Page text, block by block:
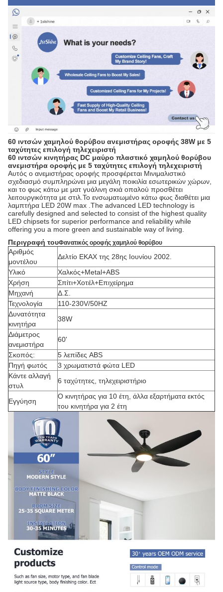
60 ιντσών χαμηλού θορύβου ανεμιστήρας οροφής 38W με 5
ταχύτητες επιλογή τηλεχειριστή
60 ιντσών κινητήρας DC μαύρο πλαστικό χαμηλού θορύβου
ανεμιστήρα οροφής με 5 ταχύτητες επιλογή τηλεχειριστή
Αυτός ο ανεμιστήρας οροφής προσφέρεται Μινιμαλιστικό
σχεδιασμό συμπληρώνει μια μεγάλη ποικιλία εσωτερικών χώρων,
και το φως κάτω με ματ γυάλινη σκιά οπαλού προσθέτει
λειτουργικότητα με στιλ.Το ενσωματωμένο κάτω φως διαθέτει μια
λαμπτήρα LED 20W max .The advanced LED technology is
carefully designed and selected to consist of the highest quality
LED chipsets for superior performance and reliability while
offering you a more green and sustainable way of living.
Περιγραφή τουΦανατικός οροφής χαμηλού θορύβου
Αριθμός
μοντέλου
Δελτίο ΕΚΑΧ της 28ης Ιουνίου 2002.
Υλικό
Χαλκός+Metal+ABS
Χρήση
Σπίτι+Χοτέλ+Επιχείρημα
Μηχανή
Δ.Σ.
Τεχνολογία
110-230V/50HZ
Δυνατότητα
κινητήρα
38W
Διάμετρος
ανεμιστήρα
60'
Σκοπός:
5 λεπίδες ABS
Πηγή φωτός
3 χρωματιστά φώτα LED
Κάντε αλλαγή
στυλ
6 ταχύτητες, τηλεχειριστήριο
Εγγύηση
Ο κινητήρας για 10 έτη, άλλα εξαρτήματα εκτός
του κινητήρα για 2 έτη